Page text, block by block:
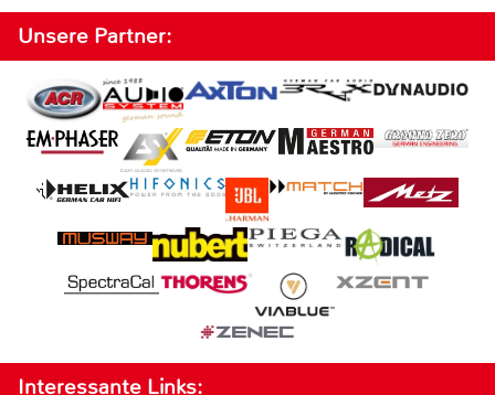
Unsere Partner:
Interessante Links: